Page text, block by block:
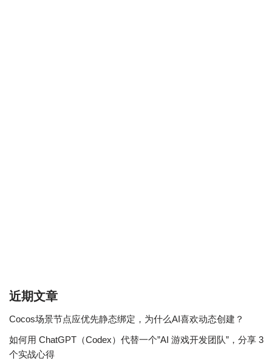
近期文章
Cocos场景节点应优先静态绑定，为什么AI喜欢动态创建？
如何用 ChatGPT（Codex）代替一个”AI 游戏开发团队”，分享 3
个实战心得